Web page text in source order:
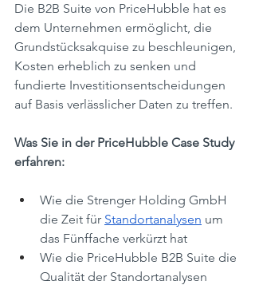
Die B2B Suite von PriceHubble hat es
dem Unternehmen ermöglicht, die
Grundstücksakquise zu beschleunigen,
Kosten erheblich zu senken und
fundierte Investitionsentscheidungen
auf Basis verlässlicher Daten zu treffen.
Was Sie in der PriceHubble Case Study
erfahren:
Wie die Strenger Holding GmbH
die Zeit für Standortanalysen um
das Fünffache verkürzt hat
Wie die PriceHubble B2B Suite die
Qualität der Standortanalysen